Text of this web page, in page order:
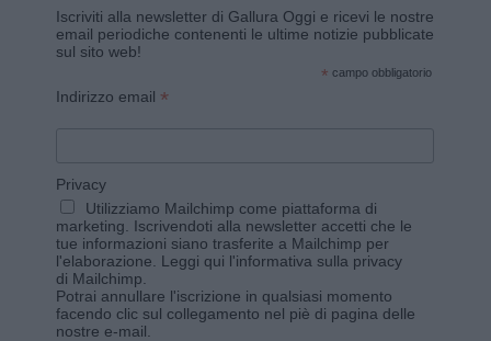
Iscriviti alla newsletter di Gallura Oggi e ricevi le nostre
email periodiche contenenti le ultime notizie pubblicate
sul sito web!
* campo obbligatorio
Indirizzo email *
Privacy
Utilizziamo Mailchimp come piattaforma di
marketing. Iscrivendoti alla newsletter accetti che le
tue informazioni siano trasferite a Mailchimp per
l'elaborazione. Leggi qui l'informativa sulla privacy
di Mailchimp
Potrai annullare l'iscrizione in qualsiasi momento
facendo clic sul collegamento nel piè di pagina delle
nostre e-mail.